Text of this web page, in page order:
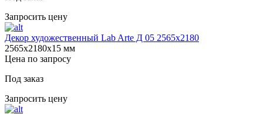
Запросить цену
Декор художественный Lab Arte Д 05 2565х2180
2565х2180х15 мм
Цена по запросу
Под заказ
Запросить цену